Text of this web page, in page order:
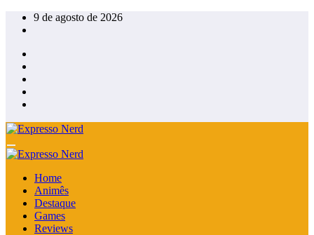
Pular
para
conteúdo
9 de agosto de 2026
Home
Animês
Destaque
Games
Reviews